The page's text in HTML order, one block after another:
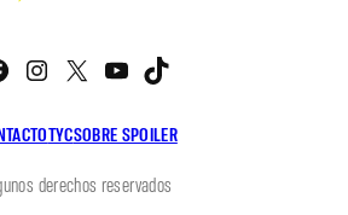
TYCSOBRE SPOILER
Facebook
Instagram
X YouTube
derechos reservados